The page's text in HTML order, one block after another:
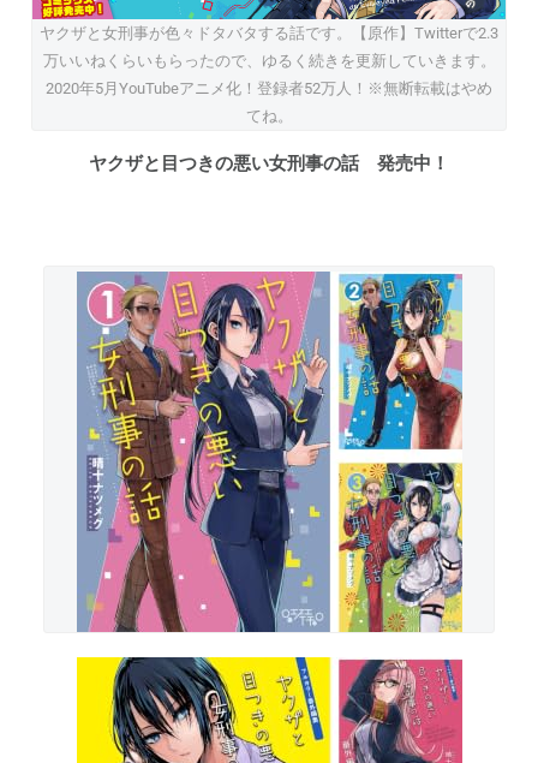
ヤクザと女刑事が色々ドタバタする話です。【原作】Twitterで2.3
万いいねくらいもらったので、ゆるく続きを更新していきます。
2020年5月YouTubeアニメ化！登録者52万人！※無断転載はやめ
てね。
ヤクザと目つきの悪い女刑事の話 発売中！